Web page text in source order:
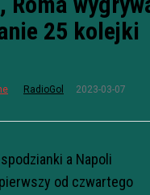
25 kolejki
RadioGol 2023-03-07
a Napoli
od czwartego